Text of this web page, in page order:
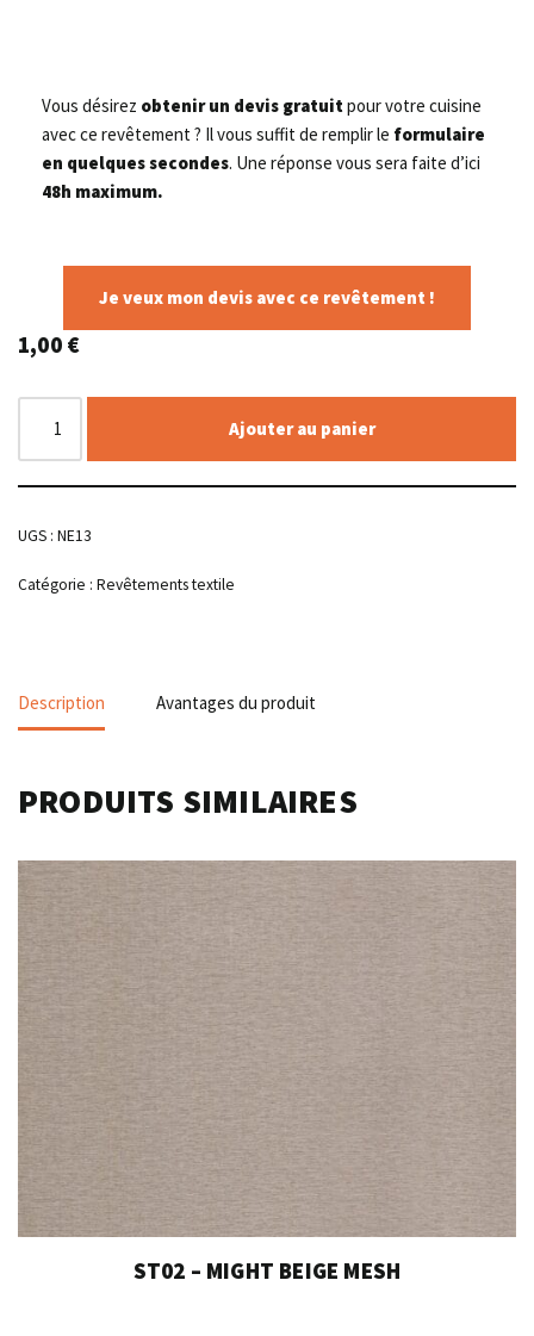
Vous désirez obtenir un devis gratuit pour votre cuisine
avec ce revêtement ? Il vous suffit de remplir le formulaire
en quelques secondes. Une réponse vous sera faite d’ici
48h maximum.
Je veux mon devis avec ce revêtement !
1,00 €
Ajouter au panier
UGS : NE13
Catégorie : Revêtements textile
Description Avantages du produit
PRODUITS SIMILAIRES
ST02 – MIGHT BEIGE MESH